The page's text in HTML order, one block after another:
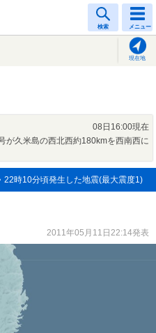
検索 メニュー
現在地
08日16:00現在
が久米島の西北西約180kmを西南西に
22時10分頃発生した地震(最大震度1)
2011年05月11日22:14発表